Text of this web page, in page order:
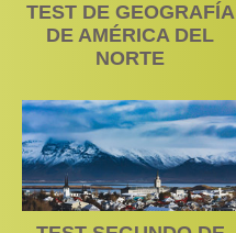
TEST DE GEOGRAFÍA
DE AMÉRICA DEL
NORTE